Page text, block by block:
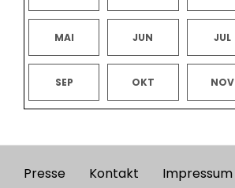
MAI JUN JUL
SEP OKT NOV
Presse Kontakt Impressum